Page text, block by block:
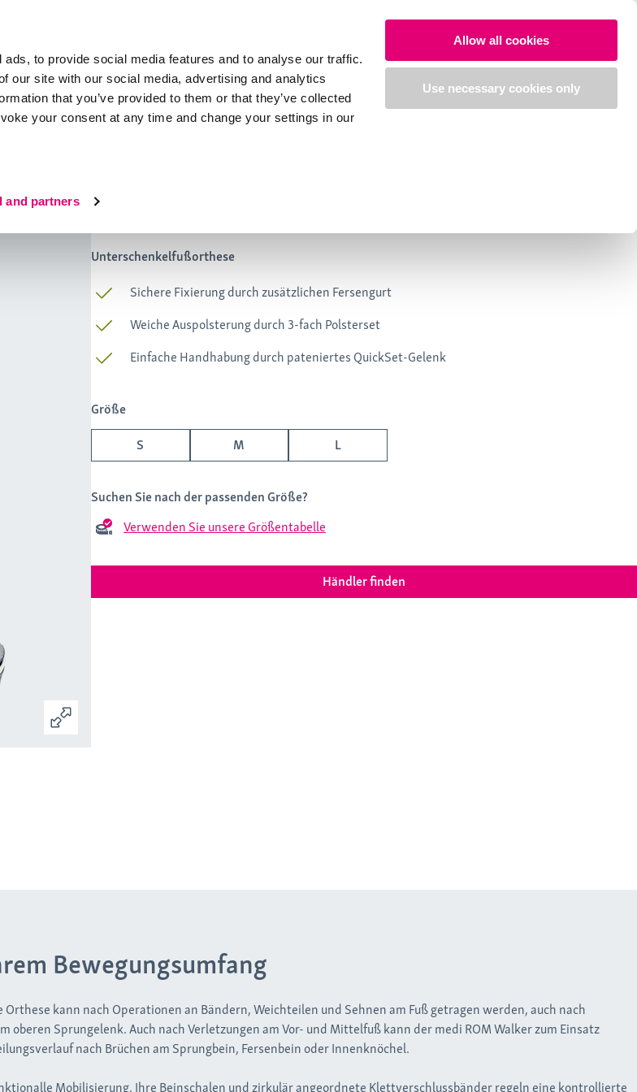
to provide social media features and to analyse our traffic.
our site with our social media, advertising and analytics
that you’ve provided to them or that they’ve collected
your consent at any time and change your settings in our
and partners
Allow all cookies
Use necessary cookies only
medi ROM Walker
Unterschenkelfußorthese
Sichere Fixierung durch zusätzlichen Fersengurt
Weiche Auspolsterung durch 3-fach Polsterset
Einfache Handhabung durch pateniertes QuickSet-Gelenk
Größe
S M L
Suchen Sie nach der passenden Größe?
Verwenden Sie unsere Größentabelle
Händler finden
Bewegungsumfang
kann nach Operationen an Bändern, Weichteilen und Sehnen am Fuß getragen werden, auch nach
Sprungelenk. Auch nach Verletzungen am Vor- und Mittelfuß kann der medi ROM Walker zum Einsatz
nach Brüchen am Sprungbein, Fersenbein oder Innenknöchel.
Mobilisierung. Ihre Beinschalen und zirkulär angeordnete Klettverschlussbänder regeln eine kontrollierte